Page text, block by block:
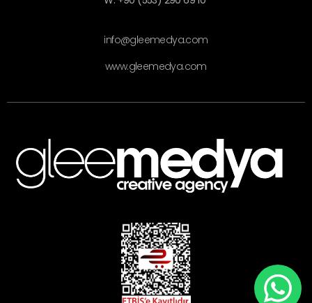
info@gleemedya.com
www.gleemedya.com